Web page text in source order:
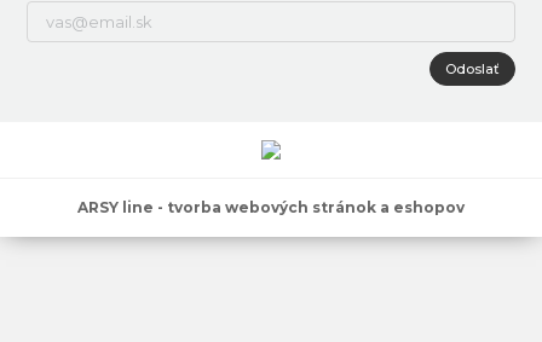
Odoslať
ARSY line - tvorba webových stránok a eshopov